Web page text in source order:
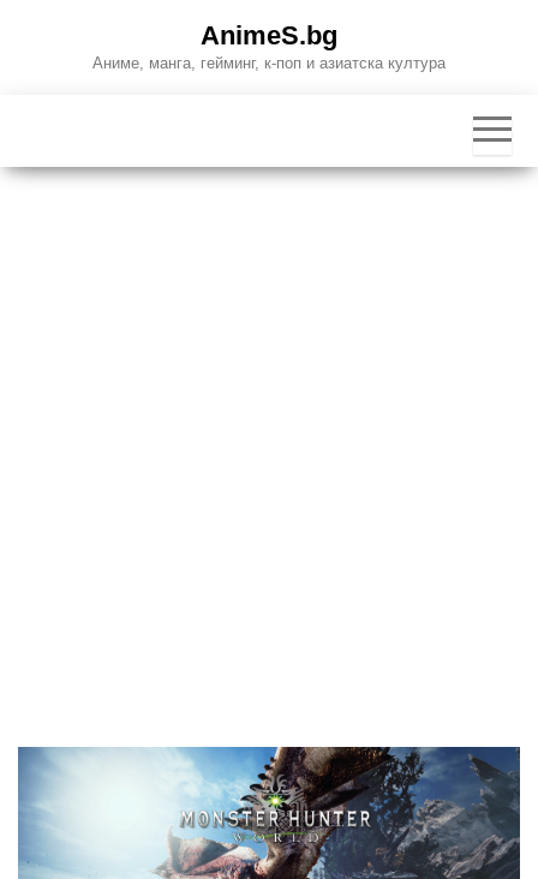
AnimeS.bg
Аниме, манга, гейминг, к-поп и азиатска култура